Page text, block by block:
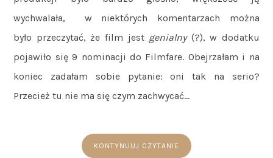
wychwalała, w niektórych komentarzach można
było przeczytać, że film jest genialny(?), w dodatku
pojawiło się 9 nominacji do Filmfare. Obejrzałam i na
koniec zadałam sobie pytanie: oni tak na serio?
Przecież tu nie ma się czym zachwycać…
KONTYNUUJ CZYTANIE